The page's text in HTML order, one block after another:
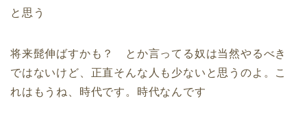
と思う
将来髭伸ばすかも？ とか言ってる奴は当然やるべき
ではないけど、正直そんな人も少ないと思うのよ。こ
れはもうね、時代です。時代なんです